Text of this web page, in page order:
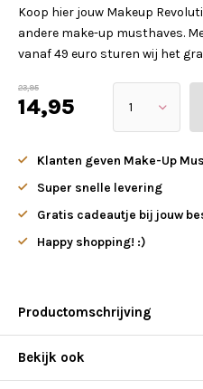
Koop hier jouw Makeup
andere make-up musthaves.
vanaf 49 euro sturen wij het
23,95
14,95
Klanten geven Make-Up
Super snelle levering
Gratis cadeautje bij jouw
Happy shopping! :)
Productomschrijving
Bekijk ook